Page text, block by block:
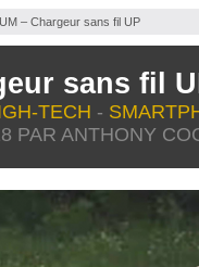
– Chargeur sans fil UP
sans fil
TECH -
PAR ANTHONY